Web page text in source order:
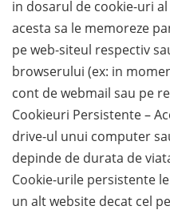
in dosarul de cookie-uri
acesta sa le memoreze
pe web-siteul respectiv
browserului (ex: in
cont de webmail sau pe
Cookieuri Persistente –
drive-ul unui computer
depinde de durata de
Cookie-urile persistente
un alt website decat cel